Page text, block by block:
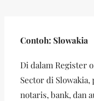
Contoh: Slowakia
Di dalam Register
Sector di Slowakia,
notaris, bank, dan